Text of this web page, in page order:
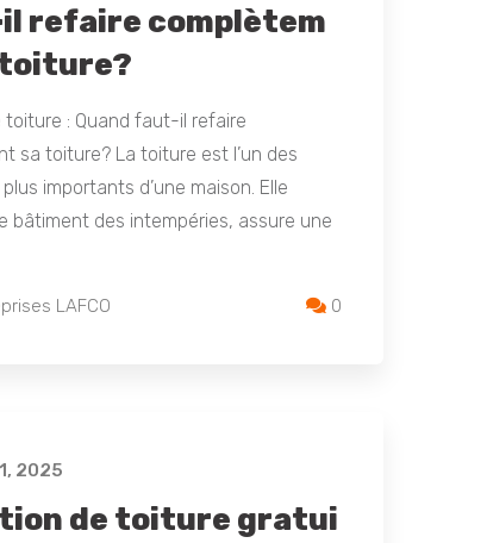
refaire complètem
toiture : Quand faut-il refaire
sa toiture? La toiture est l’un des
importants d’une maison. Elle
bâtiment des intempéries, assure une
LAFCO 0
2025
de toiture gratui